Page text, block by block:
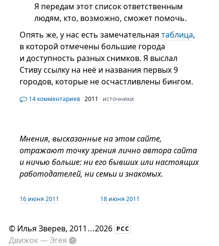
Я передам этот список ответственным
людям, кто, возможно, сможет помочь.
Опять же, у нас есть замечательнаятаблица,
в которой отмечены большие города
и доступность разных снимков. Я выслал
Стиву ссылку на неё и названия первых 9
городов, которые не осчастливлены бингом.
14 комментариев 2011 источники
Мнения, высказанные на этом сайте,
отражают точку зрения лично автора сайта
и ничью больше: ни его бывших или настоящих
работодателей, ни семьи и знакомых.
16 июня 2011 18 июня 2011
© Илья Зверев, 2011 ...2026 РСС
Движок —Эгея